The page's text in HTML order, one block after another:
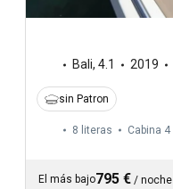
Bali, 4.1 2019
sin Patron
8 literas Cabina 4
El más bajo795 € / noche